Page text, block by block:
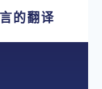
的翻译